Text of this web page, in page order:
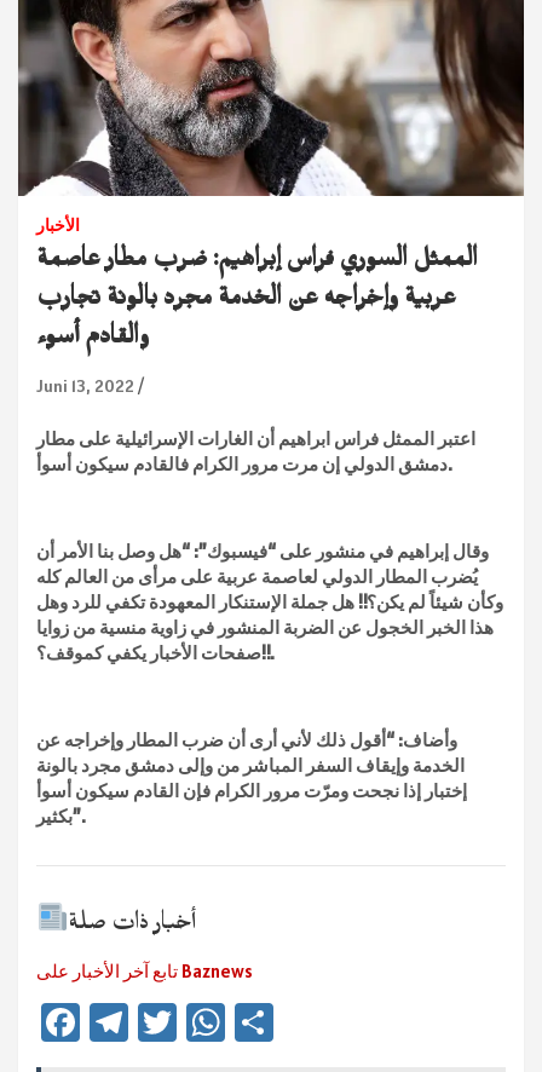
الأخبار
الممثل السوري فراس إبراهيم: ضرب مطار عاصمة
عربية وإخراجه عن الخدمة مجرد بالونة تجارب
والقادم أسوء
Juni 13, 2022
اعتبر الممثل فراس ابراهيم أن الغارات الإسرائيلية على مطار
دمشق الدولي إن مرت مرور الكرام فالقادم سيكون أسوأ.
وقال إبراهيم في منشور على “فيسبوك”: “هل وصل بنا الأمر أن
يُضرب المطار الدولي لعاصمة عربية على مرأى من العالم كله
وكأن شيئاً لم يكن؟!! هل جملة الإستنكار المعهودة تكفي للرد وهل
هذا الخبر الخجول عن الضربة المنشور في زاوية منسية من زوايا
صفحات الأخبار يكفي كموقف؟!!.
وأضاف: “أقول ذلك لأني أرى أن ضرب المطار وإخراجه عن
الخدمة وإيقاف السفر المباشر من وإلى دمشق مجرد بالونة
إختبار إذا نجحت ومرّت مرور الكرام فإن القادم سيكون أسوأ
بكثير”.
أخبار ذات صلة
تابع آخر الأخبار على Baznews
Fa Te T W